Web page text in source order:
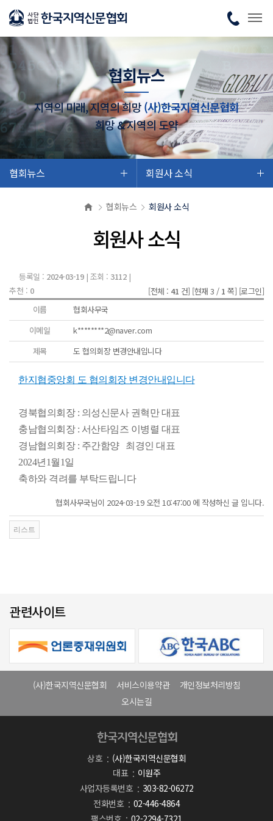
협회뉴스
지역의 미래, 지역의 희망(사)한국지역신문협회
희망 & 지역의 도약
협회뉴스 회원사 소식
협회뉴스 회원사 소식
회원사 소식
등록일 : 2024-03-19| 조회 : 3112|
추천 : 0 [전체 : 41 건] [현재 3 / 1 쪽] [로그인]
이름
협회사무국
이메일
k********2@naver.com
제목
도 협의회장 변경안내입니다
한지협중앙회 도 협의회장 변경안내입니다
경북협의회장 : 의성신문사 권혁만 대표
충남협의회장 : 서산타임즈 이병렬 대표
경남협의회장 : 주간함양 최경인 대표
2024년1월1일
축하와 격려를 부탁드립니다
협회사무국님이 2024-03-19 오전 10:47:00 에 작성하신 글 입니다.
관련사이트
(사)한국지역신문협회 서비스이용약관
개인정보처리방침
오시는길
상호
(사)한국지역신문협회
대표
이원주
사업자등록번호
303-82-06272
전화번호
02-446-4864
팩스번호
02-2294-7321